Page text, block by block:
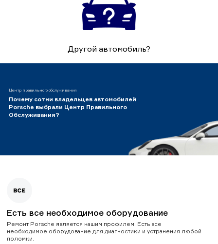
Другой автомобиль?
Центр правильного обслуживания
Почему сотни владельцев автомобилей
Porsche выбрали Центр Правильного
Обслуживания?
Есть все необходимое оборудование
Ремонт Porsche является нашим профилем. Есть все
необходимое оборудование для диагностики и устранения любой
поломки.